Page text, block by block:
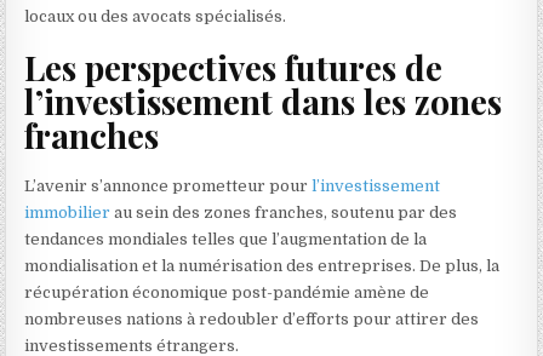
locaux ou des avocats spécialisés.
Les perspectives futures de
l’investissement dans les zones
franches
L’avenir s’annonce prometteur pourl’investissement
immobilier au sein des zones franches, soutenu par des
tendances mondiales telles que l’augmentation de la
mondialisation et la numérisation des entreprises. De plus, la
récupération économique post-pandémie amène de
nombreuses nations à redoubler d’efforts pour attirer des
investissements étrangers.